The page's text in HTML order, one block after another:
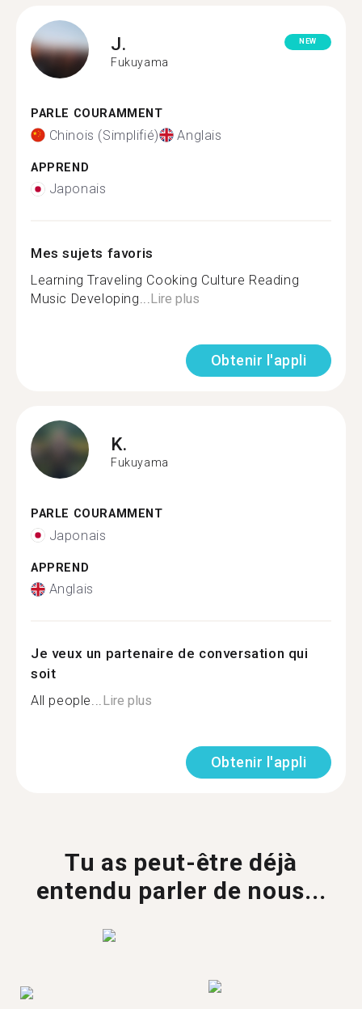
J.
Fukuyama
NEW
PARLE COURAMMENT
Chinois (Simplifié) Anglais
APPREND
Japonais
Mes sujets favoris
Learning Traveling Cooking Culture Reading
Music Developing...Lire plus
Obtenir l'appli
K.
Fukuyama
PARLE COURAMMENT
Japonais
APPREND
Anglais
Je veux un partenaire de conversation qui
soit
All people...Lire plus
Obtenir l'appli
Tu as peut-être déjà
entendu parler de nous...